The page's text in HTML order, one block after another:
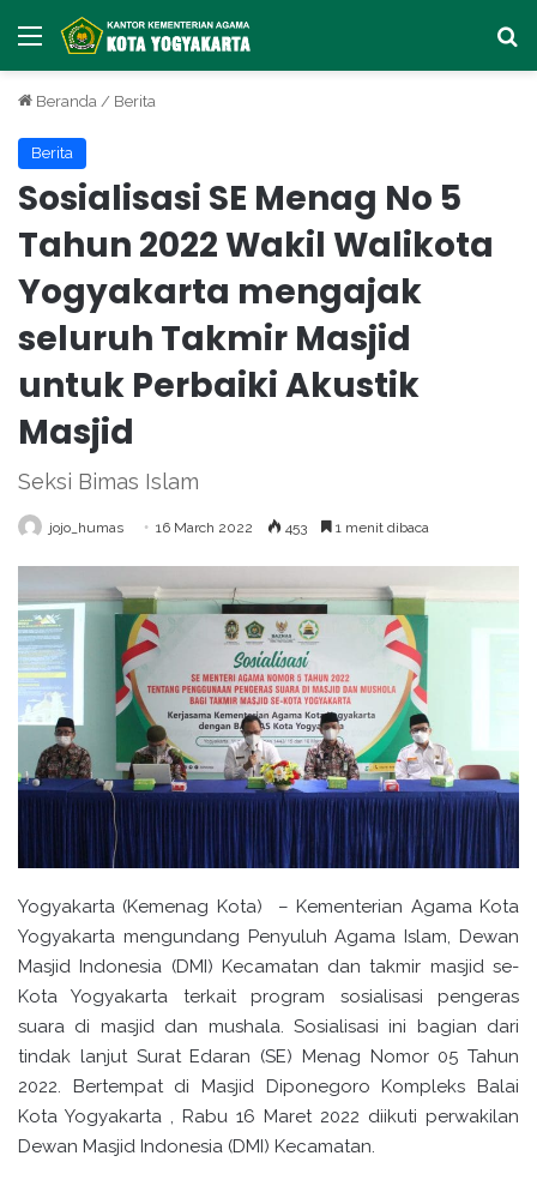
Menu
Beranda / Berita
Berita
Sosialisasi SE Menag No 5
Tahun 2022 Wakil Walikota
Yogyakarta mengajak
seluruh Takmir Masjid
untuk Perbaiki Akustik
Masjid
Seksi Bimas Islam
jojo_humas 16 March 2022 453 1 menit dibaca
Yogyakarta (Kemenag Kota) – Kementerian Agama Kota
Yogyakarta mengundang Penyuluh Agama Islam, Dewan
Masjid Indonesia (DMI) Kecamatan dan takmir masjid se-
Kota Yogyakarta terkait program sosialisasi pengeras
suara di masjid dan mushala. Sosialisasi ini bagian dari
tindak lanjut Surat Edaran (SE) Menag Nomor 05 Tahun
2022. Bertempat di Masjid Diponegoro Kompleks Balai
Kota Yogyakarta , Rabu 16 Maret 2022 diikuti perwakilan
Dewan Masjid Indonesia (DMI) Kecamatan.